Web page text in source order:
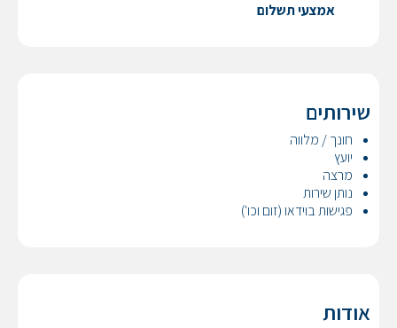
אמצעי תשלום
שירותים
חונך / מלווה
יועץ
מרצה
נותן שירות
פגישות בוידאו (זום וכו')
אודות